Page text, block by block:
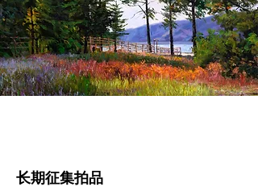
长期征集拍品